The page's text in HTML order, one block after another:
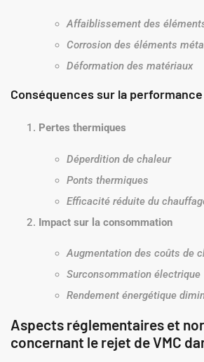
Affaiblissement des
Corrosion des éléments
Déformation des matériaux
Conséquences sur la
Pertes thermiques
Déperdition de chaleur
Ponts thermiques
Efficacité réduite du
Impact sur la consommation
Augmentation des coûts de
Surconsommation électrique
Rendement énergétique
Aspects réglementaires et
concernant le rejet de VMC